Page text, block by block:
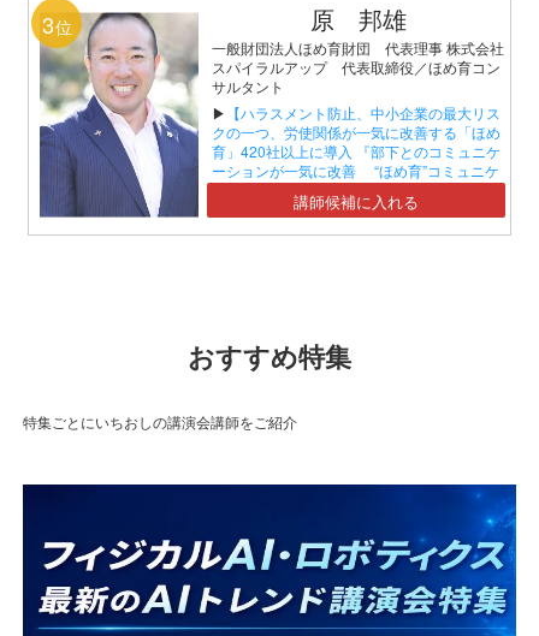
3位 原 邦雄
一般財団法人ほめ育財団 代表理事 株式会社
スパイラルアップ 代表取締役／ほめ育コン
サルタント
▶ 【ハラスメント防止、中小企業の最大リス
クの一つ、労使関係が一気に改善する「ほめ
育」420社以上に導入 『部下とのコミュニケ
ーションが一気に改善 “ほめ育”コミュニケ
ーションセミナー』】講師候補に入れる
おすすめ特集
特集ごとにいちおしの講演会講師をご紹介